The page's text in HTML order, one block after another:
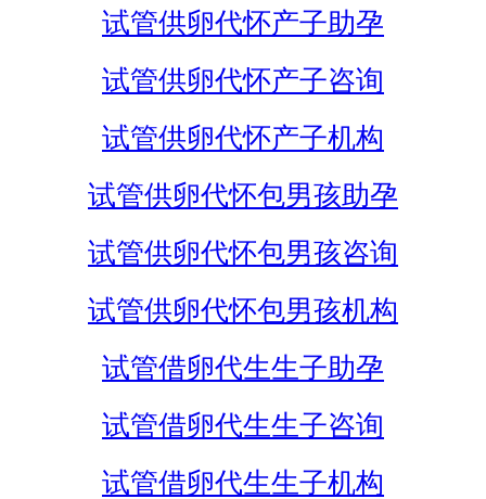
试管供卵代怀产子助孕
试管供卵代怀产子咨询
试管供卵代怀产子机构
试管供卵代怀包男孩助孕
试管供卵代怀包男孩咨询
试管供卵代怀包男孩机构
试管借卵代生生子助孕
试管借卵代生生子咨询
试管借卵代生生子机构